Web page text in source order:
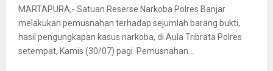
MARTAPURA,- Satuan Reserse Narkoba Polres Banjar
melakukan pemusnahan terhadap sejumlah barang bukti,
hasil pengungkapan kasus narkoba, di Aula Tribrata Polres
setempat, Kamis (30/07) pagi. Pemusnahan...